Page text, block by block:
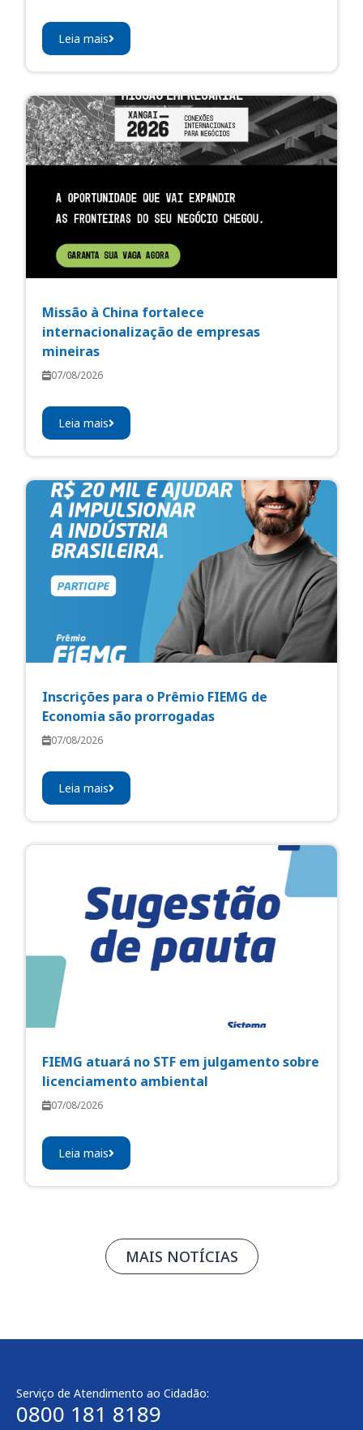
Leia mais
Missão à China fortalece
internacionalização de empresas
mineiras
07/08/2026
Leia mais
Inscrições para o Prêmio FIEMG de
Economia são prorrogadas
07/08/2026
Leia mais
FIEMG atuará no STF em julgamento sobre
licenciamento ambiental
07/08/2026
Leia mais
MAIS NOTÍCIAS
Serviço de Atendimento ao Cidadão:
0800 181 8189